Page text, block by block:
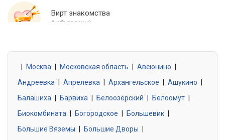
Вирт знакомства
0 объявлений
0 объявлений
Знакомства без обязательств
0 объявлений
Москва Московская область Авсюнино
Андреевка
Апрелевка Архангельское Ашукино
Балашиха
Барвиха Белоозёрский Белоомут
Биокомбината
Богородское Большевик
Большие Вяземы
Большие Дворы